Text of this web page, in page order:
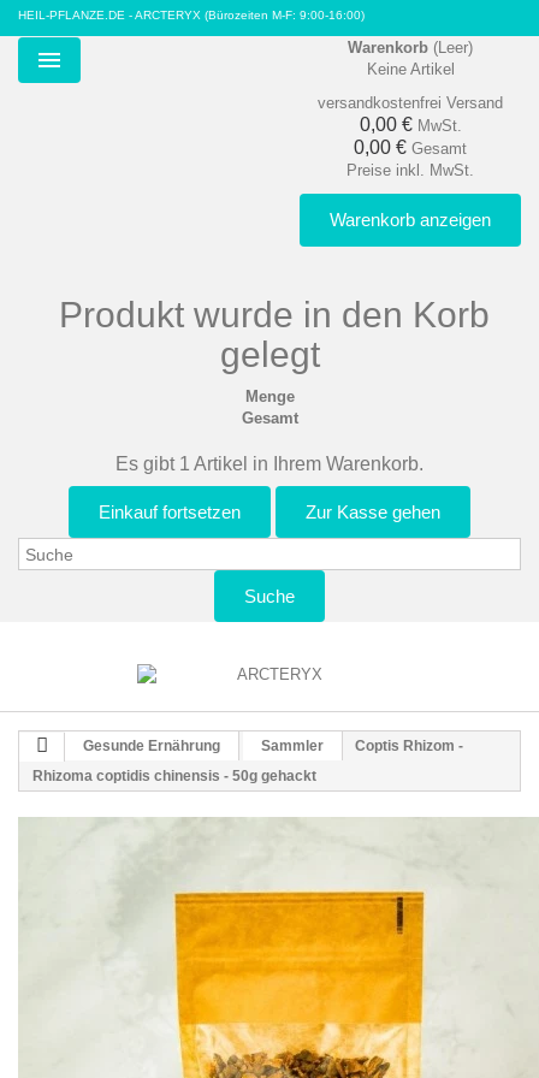
HEIL-PFLANZE.DE - ARCTERYX (Bürozeiten M-F: 9:00-16:00)
Menu
Warenkorb (Leer)
Keine Artikel
versandkostenfrei Versand
0,00 € MwSt.
0,00 € Gesamt
Preise inkl. MwSt.
Warenkorb anzeigen
Produkt wurde in den Korb
gelegt
Menge
Gesamt
Es gibt 1 Artikel in Ihrem Warenkorb.
Einkauf fortsetzen Zur Kasse gehen
Suche
Gesunde Ernährung Sammler
Coptis Rhizom -
Rhizoma coptidis chinensis - 50g gehackt